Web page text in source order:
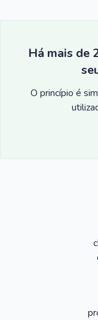
Há mais de
O princípio é